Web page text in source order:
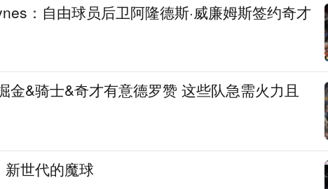
：自由球员后卫阿隆德斯·威廉姆斯签约奇才
金&骑士&奇才有意德罗赞 这些队急需火力且
世代的魔球